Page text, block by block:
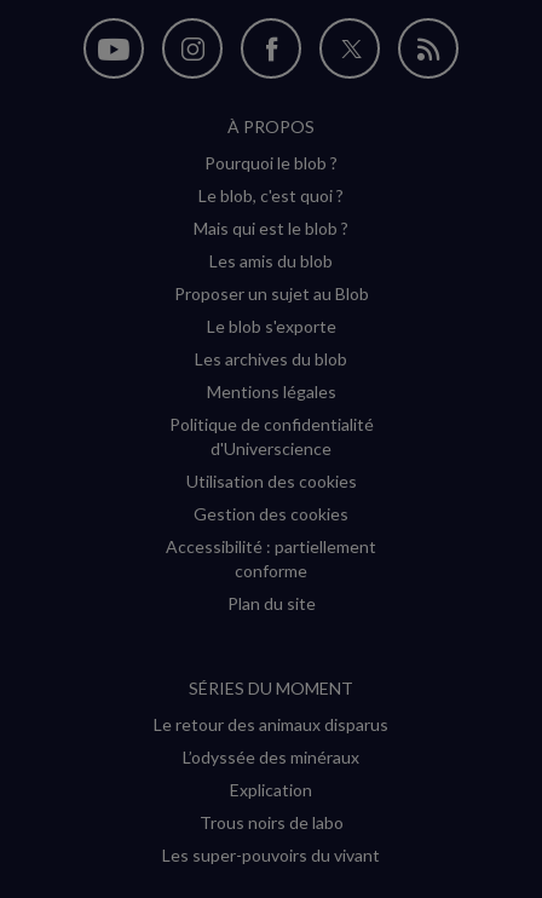
Nous
Nous
Instagram
(nouvelle
Nous
sur
Facebook
(nouvelle
Nous
Flux
À PROPOS
Pourquoi le blob ?
Le blob, c'est quoi ?
Mais qui est le blob ?
Les amis du blob
Proposer un sujet au Blob
Le blob s'exporte
Les archives du blob
Mentions légales
Politique de confidentialité
d'Universcience
Utilisation des cookies
Gestion des cookies
Accessibilité : partiellement
conforme
Plan du site
SÉRIES DU MOMENT
Le retour des animaux disparus
L’odyssée des minéraux
Explication
Trous noirs de labo
Les super-pouvoirs du vivant